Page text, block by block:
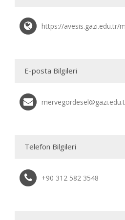
https://avesis.gazi.edu.tr/
E-posta Bilgileri
Telefon Bilgileri
+90 312 582 3548